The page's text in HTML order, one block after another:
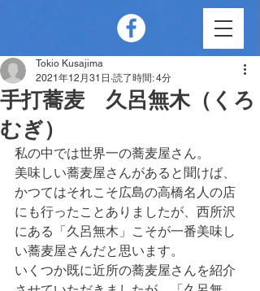
手打蕎麦 久呂無木（くろ
むぎ）
Tokio Kusajima
2021年12月31日 読了時間: 4分
私の中では世界一の蕎麦屋さん。
美味しい蕎麦屋さんがあると聞けば、
かつてはそれこそ広島の高橋名人の店
にも行ったことありましたが、西所沢
にある「久呂無木」こそが一番美味し
い蕎麦屋さんだと思います。
いくつか既に近所の蕎麦屋さんを紹介